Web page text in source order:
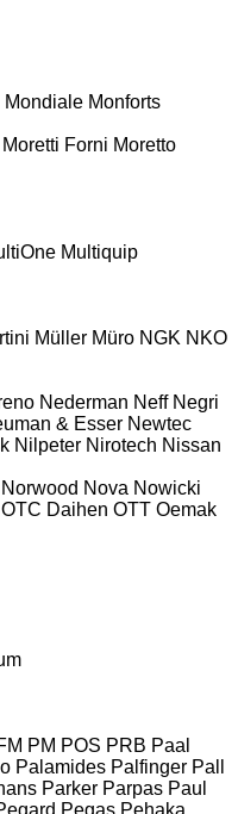
Mondiale Monforts
Moretti Forni Moretto
Multiquip
Müller Müro NGK NKO
Nederman Neff Negri
& Esser Newtec
Nilpeter Nirotech Nissan
Norwood Nova Nowicki
OTC Daihen OTT Oemak
PM POS PRB Paal
Palamides Palfinger Pall
Parker Parpas Paul
Pegas Pehaka